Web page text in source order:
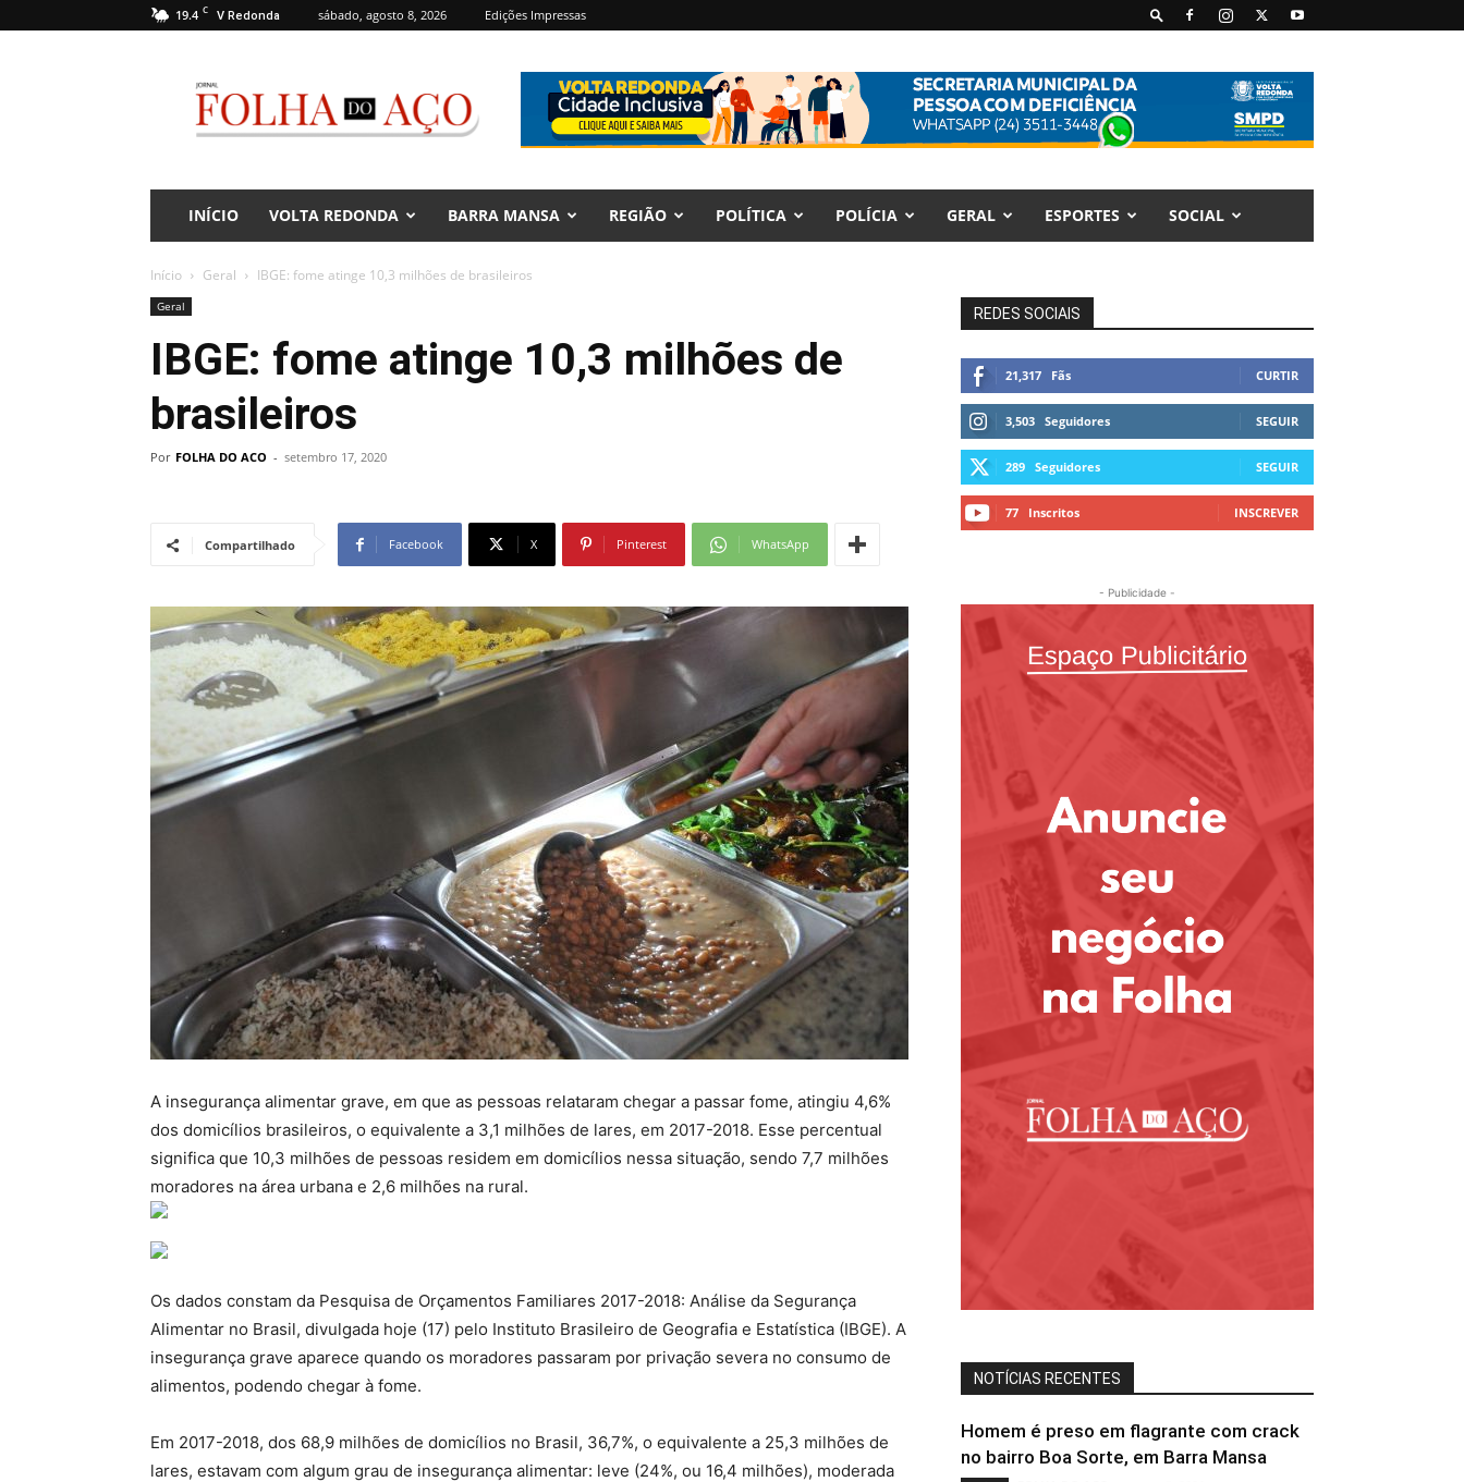
19.4 C V Redonda sábado, agosto 8, 2026 Edições Impressas
Folha
do
Aço
INÍCIO VOLTA REDONDA BARRA MANSA REGIÃO POLÍTICA POLÍCIA GERAL ESPORTES SOCIAL
Início Geral IBGE: fome atinge 10,3 milhões de brasileiros
Geral
IBGE: fome atinge 10,3 milhões de
brasileiros
Por FOLHA DO ACO - setembro 17, 2020
Compartilhado Facebook X Pinterest WhatsApp
A insegurança alimentar grave, em que as pessoas relataram chegar a passar fome, atingiu 4,6%
dos domicílios brasileiros, o equivalente a 3,1 milhões de lares, em 2017-2018. Esse percentual
significa que 10,3 milhões de pessoas residem em domicílios nessa situação, sendo 7,7 milhões
moradores na área urbana e 2,6 milhões na rural.
Os dados constam da Pesquisa de Orçamentos Familiares 2017-2018: Análise da Segurança
Alimentar no Brasil, divulgada hoje (17) pelo Instituto Brasileiro de Geografia e Estatística (IBGE). A
insegurança grave aparece quando os moradores passaram por privação severa no consumo de
alimentos, podendo chegar à fome.
Em 2017-2018, dos 68,9 milhões de domicílios no Brasil, 36,7%, o equivalente a 25,3 milhões de
lares, estavam com algum grau de insegurança alimentar: leve (24%, ou 16,4 milhões), moderada
REDES SOCIAIS
21,317 Fãs CURTIR
3,503 Seguidores SEGUIR
289 Seguidores SEGUIR
77 Inscritos INSCREVER
- Publicidade -
NOTÍCIAS RECENTES
Homem é preso em flagrante com crack
no bairro Boa Sorte, em Barra Mansa